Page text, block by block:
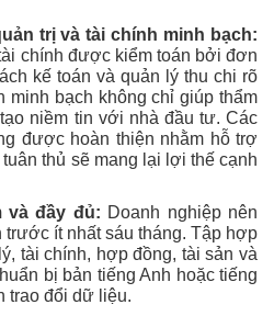
trị và tài chính minh bạch:
chính được kiểm toán bởi đơn
kế toán và quản lý thu chi rõ
minh bạch không chỉ giúp thẩm
niềm tin với nhà đầu tư. Các
được hoàn thiện nhằm hỗ trợ
thủ sẽ mang lại lợi thế cạnh
và đầy đủ: Doanh nghiệp nên
trước ít nhất sáu tháng. Tập hợp
tài chính, hợp đồng, tài sản và
bị bản tiếng Anh hoặc tiếng
trao đổi dữ liệu.